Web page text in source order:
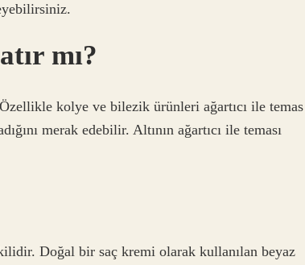
mı?
kolye ve bilezik ürünleri ağartıcı ile temas
merak edebilir. Altının ağartıcı ile teması
Doğal bir saç kremi olarak kullanılan beyaz